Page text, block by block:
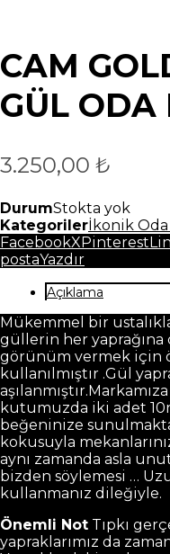
CAM
GÜL ODA
3.250,00 ₺
DurumStokta yok
Kategorilerİkonik Oda
FacebookXPinterest
postaYazdır
Açıklama
Mükemmel bir ustalıkla
güllerin her yaprağına
görünüm vermek için
kullanılmıştır .Gül
kutumuzda iki adet
beğeninize
kokusuyla
aynı zamanda asla
bizden söylemesi …
kullanmanız dileğiyle.
Önemli Not Tıpkı
yapraklarımız da